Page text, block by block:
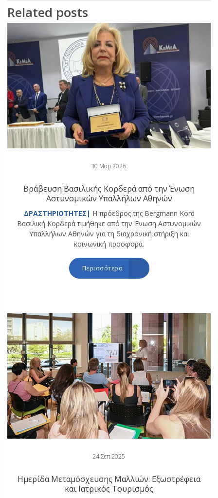
Related posts
30 Μαρ 2026
Βράβευση Βασιλικής Κορδερά από την Ένωση
Αστυνομικών Υπαλλήλων Αθηνών
ΔΡΑΣΤΗΡΙΟΤΗΤΕΣ| Η πρόεδρος της Bergmann Kord
Βασιλική Κορδερά τιμήθηκε από την Ένωση Αστυνομικών
Υπαλλήλων Αθηνών για τη διαχρονική στήριξη και
κοινωνική προσφορά.
Περισσότερα
24 Σεπ 2025
Ημερίδα Μεταμόσχευσης Μαλλιών: Εξωστρέφεια
και Ιατρικός Τουρισμός